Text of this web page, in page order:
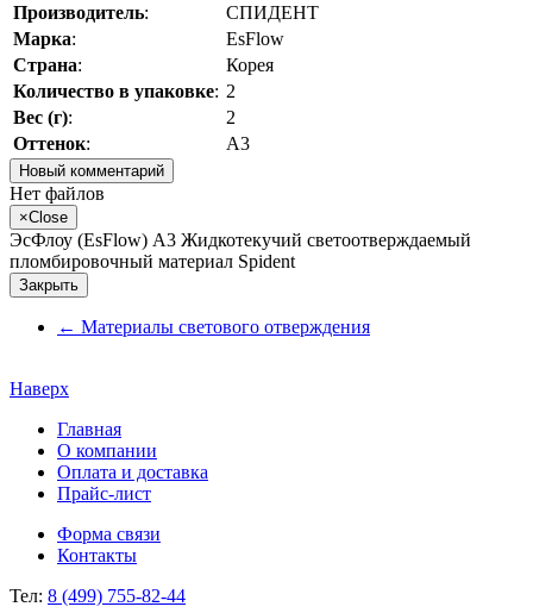
Производитель:
СПИДЕНТ
Марка:
EsFlow
Страна:
Корея
Количество в упаковке: 2
Вес (г):
2
Оттенок: A3
Новый комментарий
Нет файлов
×Close
ЭсФлоу (EsFlow) A3 Жидкотекучий светоотверждаемый
пломбировочный материал Spident
Закрыть
← Материалы светового отверждения
Наверх
Главная
О компании
Оплата и доставка
Прайс-лист
Форма связи
Контакты
Тел: 8 (499) 755-82-44